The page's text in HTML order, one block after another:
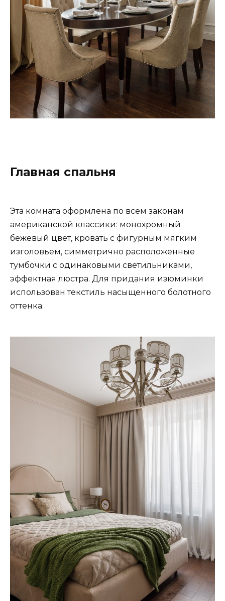
Главная спальня
Эта комната оформлена по всем законам
американской классики: монохромный
бежевый цвет, кровать с фигурным мягким
изголовьем, симметрично расположенные
тумбочки с одинаковыми светильниками,
эффектная люстра. Для придания изюминки
использован текстиль насыщенного болотного
оттенка.